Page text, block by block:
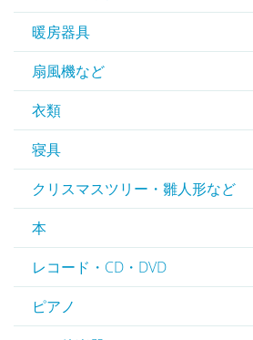
暖房器具
扇風機など
衣類
寝具
クリスマスツリー・雛人形など
本
レコード・CD・DVD
ピアノ